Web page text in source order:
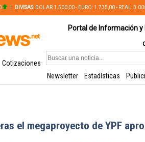
DIVISAS: DOLAR 1.500,00 - EURO: 1.735,00 - REAL:
Portal de Información
Cotizaciones
Newsletter
Estadísticas
el megaproyecto de YPF